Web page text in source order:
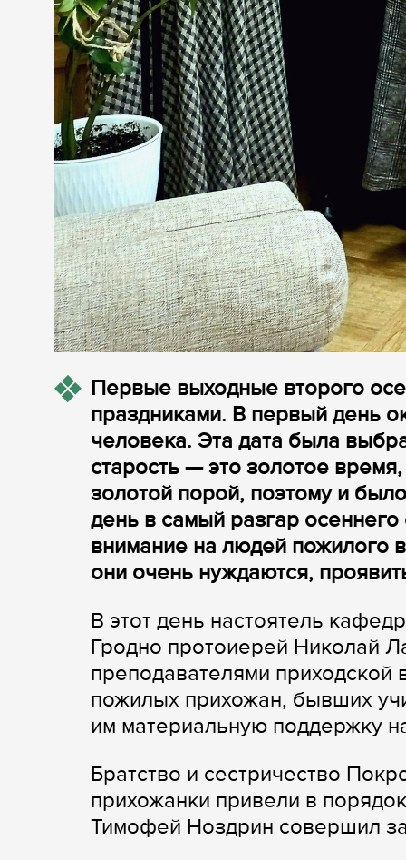
Первые выходные второго
праздниками. В первый день
человека. Эта дата была
старость — это золотое
золотой порой, поэтому и
день в самый разгар
внимание на людей пожилого
они очень нуждаются,
В этот день настоятель
Гродно протоиерей Николай
преподавателями приходской
пожилых прихожан, бывших
им материальную поддержку
Братство и сестричество
прихожанки привели в
Тимофей Ноздрин совершил